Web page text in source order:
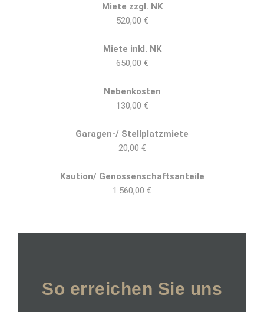
Miete zzgl. NK
520,00 €
Miete inkl. NK
650,00 €
Nebenkosten
130,00 €
Garagen-/ Stellplatzmiete
20,00 €
Kaution/ Genossenschaftsanteile
1.560,00 €
So erreichen Sie uns